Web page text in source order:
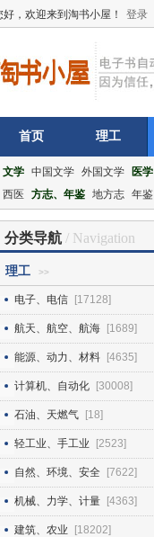
好，欢迎来到淘书小屋！ 登录
首页 理工
文学 中国文学 外国文学 医学
西医
方志、年鉴 地方志 年鉴
分类导航 / Navigation
理工 >>
电子、电信 [17128]
航天、航空、航海 [1689]
能源、动力、材料 [4635]
计算机、自动化 [30008]
石油、天燃气 [18]
轻工业、手工业 [2523]
自然、环境、安全 [7622]
机械、力学、计量 [4363]
建筑、农业 [18202]